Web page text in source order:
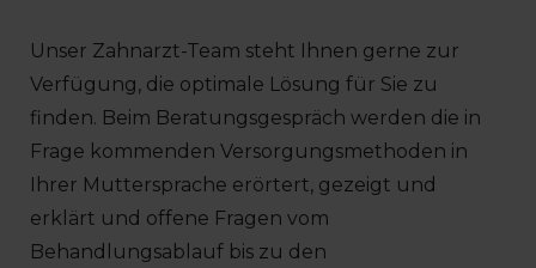
Unser Zahnarzt-Team steht Ihnen gerne zur
Verfügung, die optimale Lösung für Sie zu
finden. Beim Beratungsgespräch werden die in
Frage kommenden Versorgungsmethoden in
Ihrer Muttersprache erörtert, gezeigt und
erklärt und offene Fragen vom
Behandlungsablauf bis zu den